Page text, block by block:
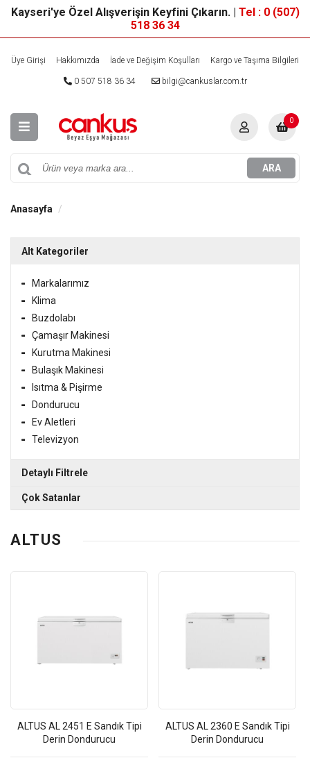
Kayseri'ye Özel Alışverişin Keyfini Çıkarın. | Tel : 0 (507)
518 36 34
Üye Girişi Hakkımızda İade ve Değişim Koşulları Kargo ve Taşıma Bilgileri
0 507 518 36 34 bilgi@cankuslar.com.tr
ARA
0
Anasayfa
Alt Kategoriler
Markalarımız
Klima
Buzdolabı
Çamaşır Makinesi
Kurutma Makinesi
Bulaşık Makinesi
Isıtma & Pişirme
Dondurucu
Ev Aletleri
Televizyon
Detaylı Filtrele
Çok Satanlar
24,800.00 TL
ALTUS
ALTUS AL 2451 E Sandık Tipi
Derin Dondurucu
ALTUS AL 2360 E Sandık Tipi
Derin Dondurucu